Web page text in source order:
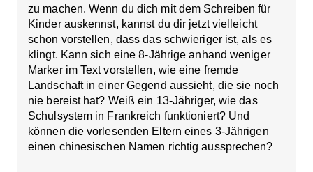
zu machen. Wenn du dich mit dem Schreiben für
Kinder auskennst, kannst du dir jetzt vielleicht
schon vorstellen, dass das schwieriger ist, als es
klingt. Kann sich eine 8-Jährige anhand weniger
Marker im Text vorstellen, wie eine fremde
Landschaft in einer Gegend aussieht, die sie noch
nie bereist hat? Weiß ein 13-Jähriger, wie das
Schulsystem in Frankreich funktioniert? Und
können die vorlesenden Eltern eines 3-Jährigen
einen chinesischen Namen richtig aussprechen?